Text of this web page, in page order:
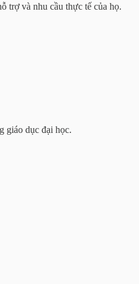
trợ và nhu cầu thực tế của họ.
giáo dục đại học.